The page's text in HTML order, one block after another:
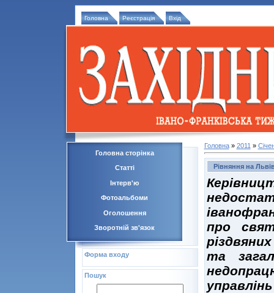
Головна Реєстрація Вхід
Головна сторінка
Статті
Інтерв'ю
Фотоальбоми
Оголошення
Зворотній зв'язок
Форма входу
Пошук
Головна» 2011 »
Рівняння на
про
та